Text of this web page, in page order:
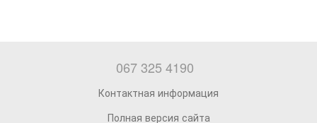
067 325 4190
Контактная информация
Полная версия сайта